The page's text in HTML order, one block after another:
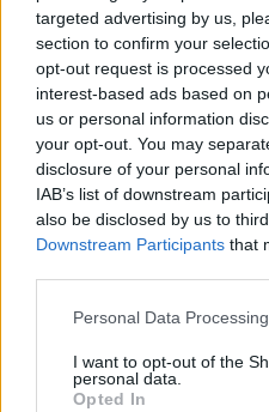
targeted advertising by us,
section to confirm your
opt-out request is processed
interest-based ads based on
us or personal information
your opt-out. You may
disclosure of your personal
IAB’s list of downstream
also be disclosed by us to
Downstream Participants that
Personal Data
I want to opt-out of the
personal data.
Opted In
ΔΕΙΤΕ ΕΠΙΣΗΣ
ΣΤΗΝ ΙΔΙΑ
για